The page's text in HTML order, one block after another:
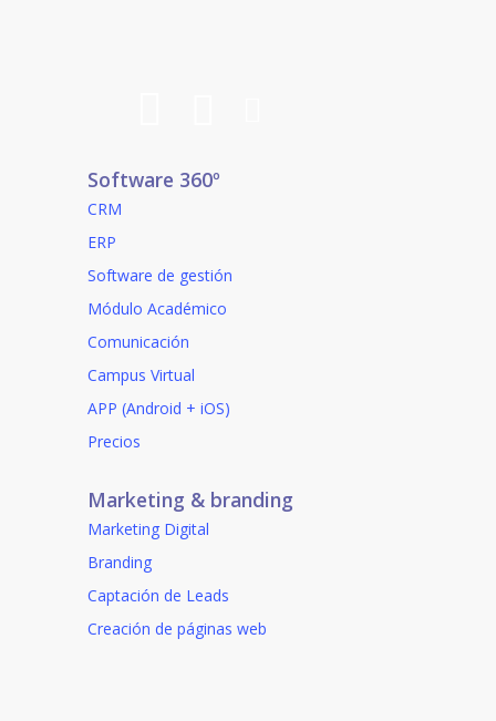
Software 360º
CRM
ERP
Software de gestión
Módulo Académico
Comunicación
Campus Virtual
APP (Android + iOS)
Precios
Marketing & branding
Marketing Digital
Branding
Captación de Leads
Creación de páginas web